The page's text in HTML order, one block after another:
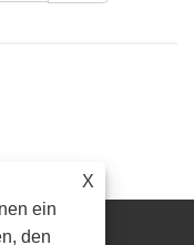
X
ein
den